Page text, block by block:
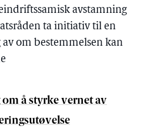
avstamning
ta initiativ til en
om bestemmelsen kan
å styrke vernet av